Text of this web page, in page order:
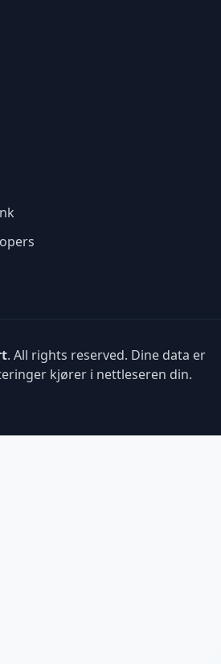
. All rights reserved. Dine data er
kjører i nettleseren din.